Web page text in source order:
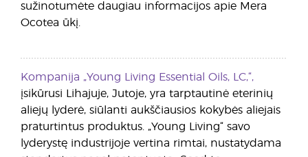
sužinotumėte daugiau informacijos apie Mera
Ocotea ūkį.
Kompanija „Young Living Essential Oils, LC,“,
įsikūrusi Lihajuje, Jutoje, yra tarptautinė eterinių
aliejų lyderė, siūlanti aukščiausios kokybės aliejais
praturtintus produktus. „Young Living“ savo
lyderystę industrijoje vertina rimtai, nustatydama